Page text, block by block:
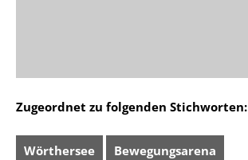
Zugeordnet zu folgenden Stichworten:
Wörthersee Bewegungsarena